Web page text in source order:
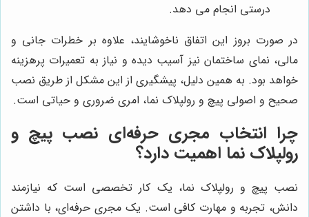
درستی انجام می دهد.
در صورت بروز این اتفاق ناخوشایند، علاوه بر خطرات جانی و
مالی، نمای ساختمان نیز آسیب دیده و نیاز به تعمیرات پرهزینه
خواهد بود. به همین دلیل، پیشگیری از این مشکل از طریق نصب
صحیح و اصولی پیچ و رولپلاک نما، امری ضروری و حیاتی است.
چرا انتخاب مجری حرفه‌ای نصب پیچ و
رولپلاک نما اهمیت دارد؟
نصب پیچ و رولپلاک نما، یک کار تخصصی است که نیازمند
دانش، تجربه و مهارت کافی است. یک مجری حرفه‌ای، با داشتن